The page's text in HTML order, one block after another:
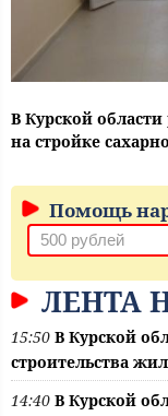
В Курской
на стройке
Помощь
ЛЕНТА
15:50 В Курской
строительства
14:40 В Курской